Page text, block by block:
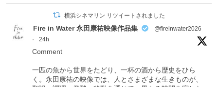
横浜シネマリン リツイートされました
Fire in Water 永田康祐映像作品集
@fireinwater2026
·
24h
Comment
一匹の魚から世界をたどり、一杯の酒から歴史をひら
く。永田康祐の映像では、人とさまざまな生きものが、